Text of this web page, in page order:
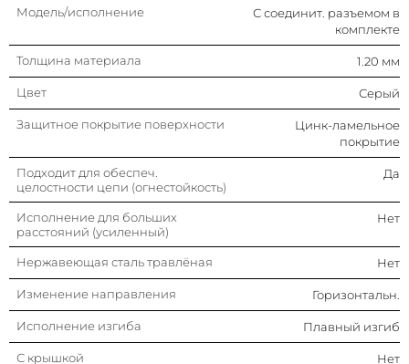
Модель/исполнение
С соединит. разъемом в
комплекте
Толщина материала 1.20 мм
Цвет Серый
Защитное покрытие поверхности
Цинк-ламельное
покрытие
Подходит для обеспеч.
целостности цепи (огнестойкость)
Да
Исполнение для больших
расстояний (усиленный)
Нет
Нержавеющая сталь травлёная Нет
Изменение направления Горизонтальн.
Исполнение изгиба Плавный изгиб
С крышкой Нет